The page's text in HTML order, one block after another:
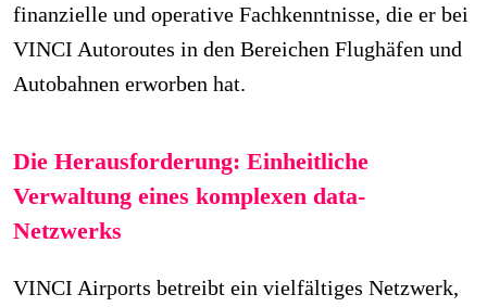
finanzielle und operative Fachkenntnisse, die er bei
VINCI Autoroutes in den Bereichen Flughäfen und
Autobahnen erworben hat.
Die Herausforderung: Einheitliche
Verwaltung eines komplexen data-
Netzwerks
VINCI Airports betreibt ein vielfältiges Netzwerk,